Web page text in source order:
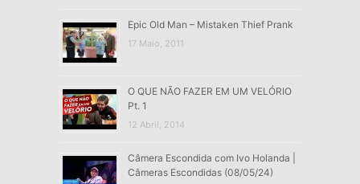
Epic Old Man – Mistaken Thief Prank
17 Maio, 2011
O QUE NÃO FAZER EM UM VELÓRIO
Pt. 1
12 Abril, 2014
Câmera Escondida com Ivo Holanda |
Câmeras Escondidas (08/05/24)